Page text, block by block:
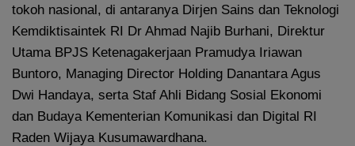
tokoh nasional, di antaranya Dirjen Sains dan Teknologi
Kemdiktisaintek RI Dr Ahmad Najib Burhani, Direktur
Utama BPJS Ketenagakerjaan Pramudya Iriawan
Buntoro, Managing Director Holding Danantara Agus
Dwi Handaya, serta Staf Ahli Bidang Sosial Ekonomi
dan Budaya Kementerian Komunikasi dan Digital RI
Raden Wijaya Kusumawardhana.